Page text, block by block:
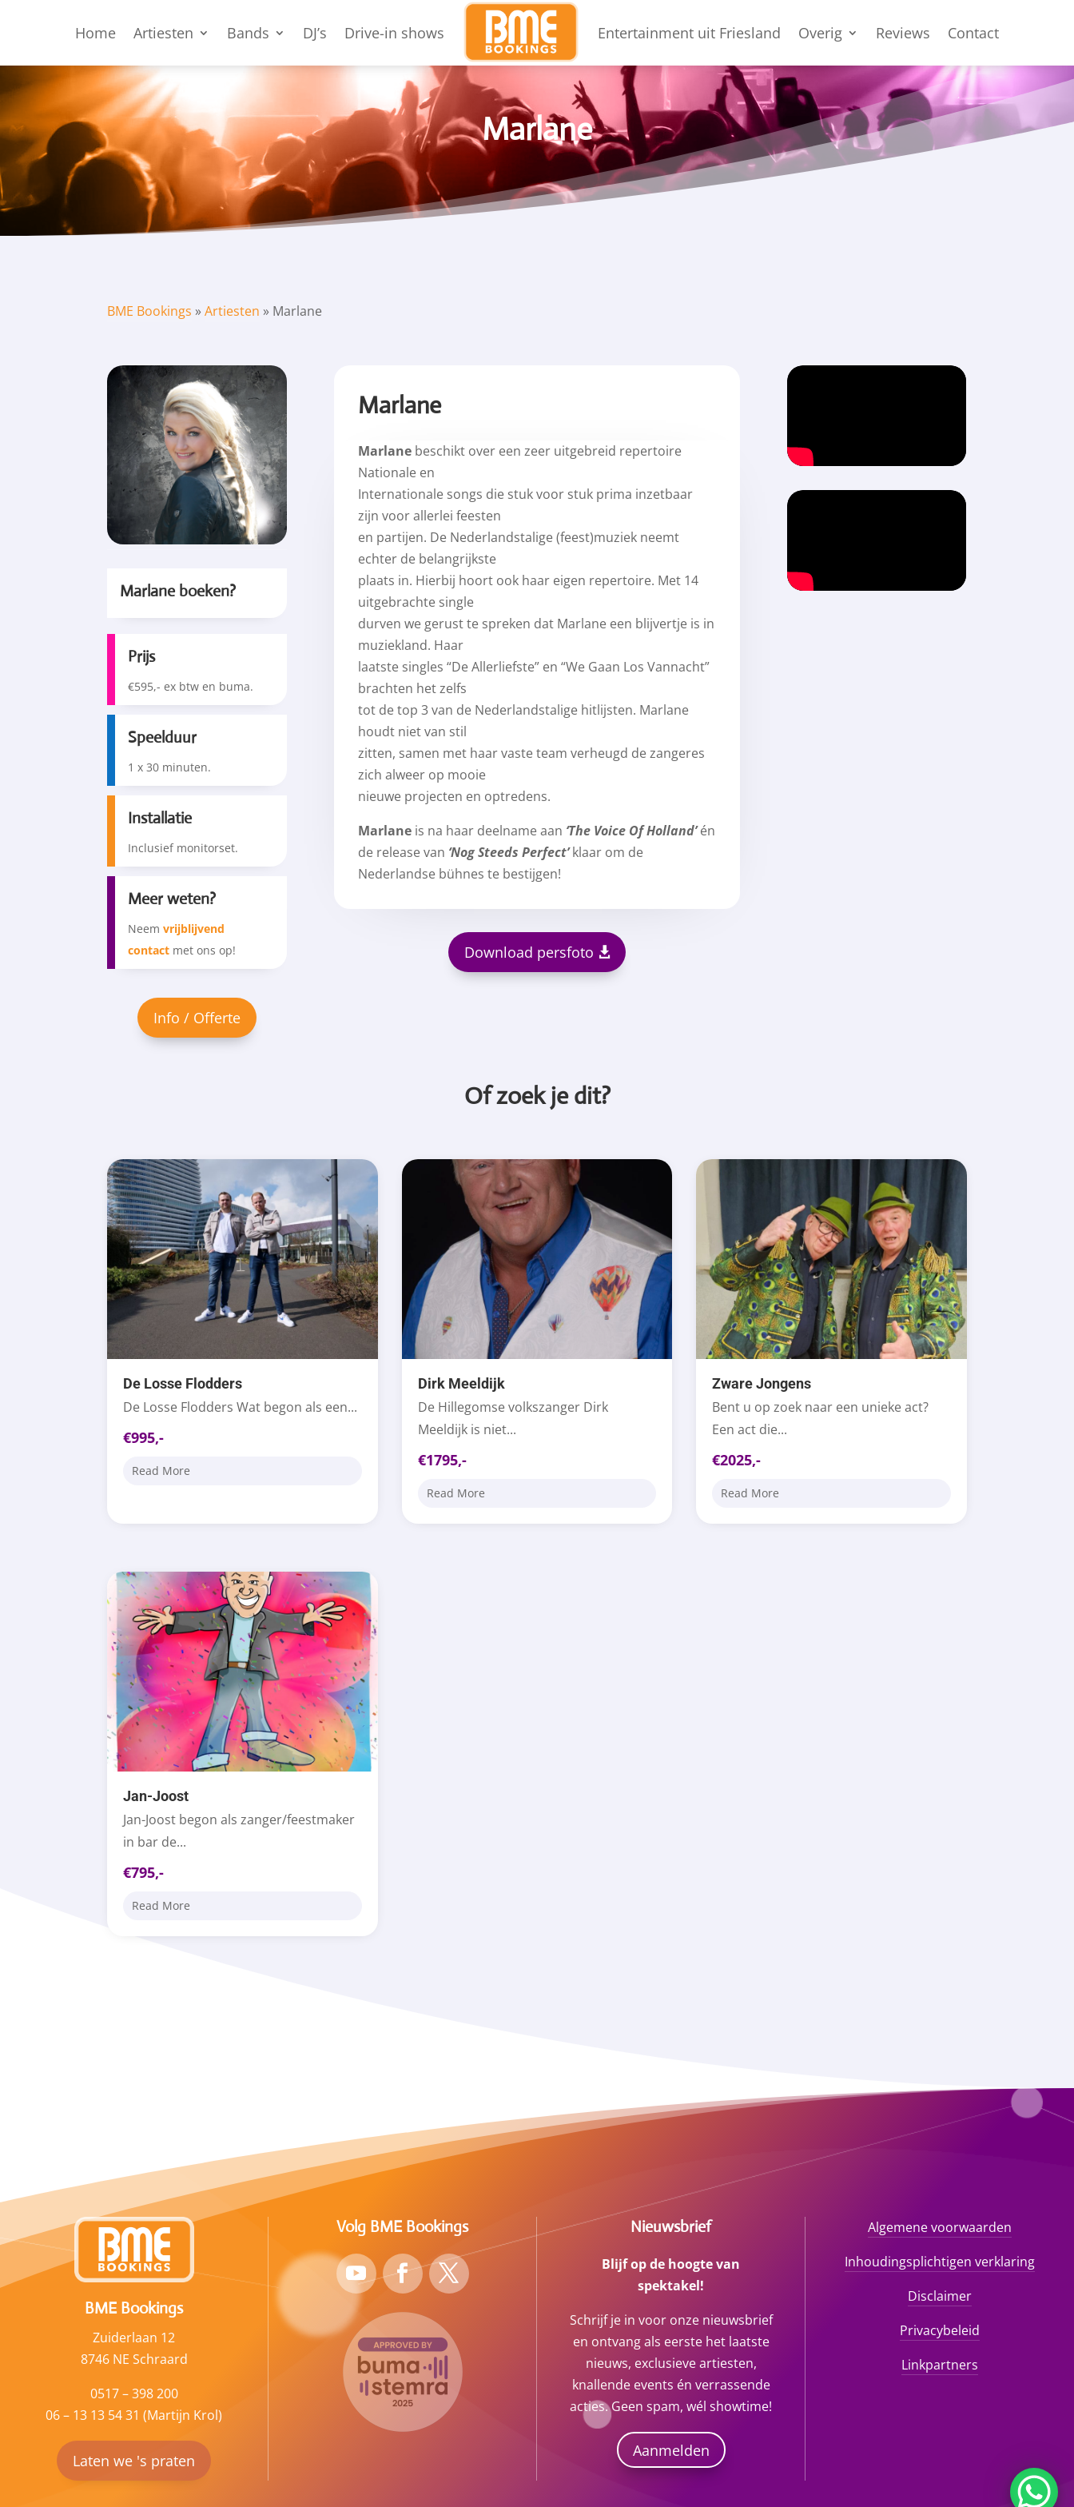
Home Artiesten Bands DJ’s Drive-in shows Entertainment uit Friesland Overig Reviews Contact
Marlane
BME Bookings »Artiesten » Marlane
Marlane boeken?
Prijs
€595,- ex btw en buma.
Speelduur
1 x 30 minuten.
Installatie
Inclusief monitorset.
Meer weten?
Neemvrijblijvend
contact met ons op!
Marlane
Marlanebeschikt over een zeer uitgebreid repertoire
Nationale en
Internationale songs die stuk voor stuk prima inzetbaar
zijn voor allerlei feesten
en partijen. De Nederlandstalige (feest)muziek neemt
echter de belangrijkste
plaats in. Hierbij hoort ook haar eigen repertoire. Met 14
uitgebrachte single
durven we gerust te spreken dat Marlane een blijvertje is in
muziekland. Haar
laatste singles “De Allerliefste” en “We Gaan Los Vannacht”
brachten het zelfs
tot de top 3 van de Nederlandstalige hitlijsten. Marlane
houdt niet van stil
zitten, samen met haar vaste team verheugd de zangeres
zich alweer op mooie
nieuwe projecten en optredens.
Marlane is na haar deelname aan ‘The Voice Of Holland’én
de release van ‘Nog Steeds Perfect’klaar om de
Nederlandse bühnes te bestijgen!
Download persfoto
Of zoek je dit?
De Losse Flodders
De Losse Flodders Wat begon als een...
€995,-
Read More
Dirk Meeldijk
De Hillegomse volkszanger Dirk
Meeldijk is niet...
€1795,-
Read More
Zware Jongens
Bent u op zoek naar een unieke act?
Een act die...
€2025,-
Read More
Jan-Joost
Jan-Joost begon als zanger/feestmaker
in bar de...
€795,-
Read More
BME Bookings
Zuiderlaan 12
8746 NE Schraard
0517 – 398 200
06 – 13 13 54 31 (Martijn Krol)
Laten we 's praten
Volg BME Bookings Nieuwsbrief
Blijf op de hoogte van
spektakel!
Schrijf je in voor onze nieuwsbrief
en ontvang als eerste het laatste
nieuws, exclusieve artiesten,
knallende events én verrassende
acties. Geen spam, wél showtime!
Aanmelden
Algemene voorwaarden
Inhoudingsplichtigen verklaring
Disclaimer
Privacybeleid
Linkpartners